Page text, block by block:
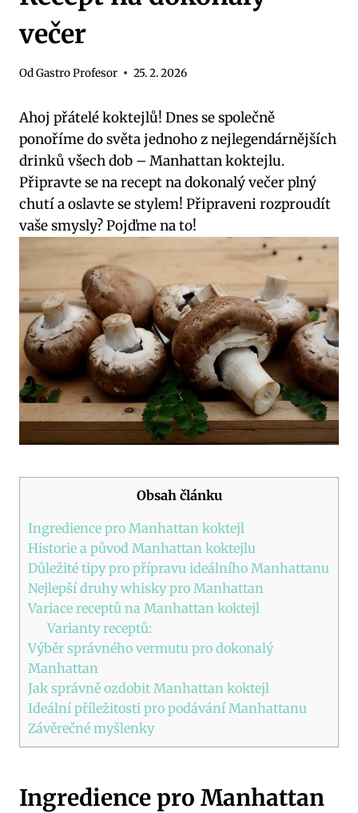
večer
OdGastro Profesor 25. 2. 2026
Ahoj přátelé koktejlů! Dnes se společně
ponoříme do světa jednoho z nejlegendárnějších
drinků všech dob – Manhattan koktejlu.
Připravte se na recept na dokonalý večer plný
chutí a oslavte se stylem! Připraveni rozproudít
vaše smysly? Pojďme na to!
Obsah článku
Ingredience pro Manhattan koktejl
Historie a původ Manhattan koktejlu
Důležité tipy pro přípravu ideálního Manhattanu
Nejlepší druhy whisky pro Manhattan
Variace receptů na Manhattan koktejl
Varianty receptů:
Výběr správného vermutu pro dokonalý
Manhattan
Jak správně ozdobit Manhattan koktejl
Ideální příležitosti pro podávání Manhattanu
Závěrečné myšlenky
Ingredience pro Manhattan